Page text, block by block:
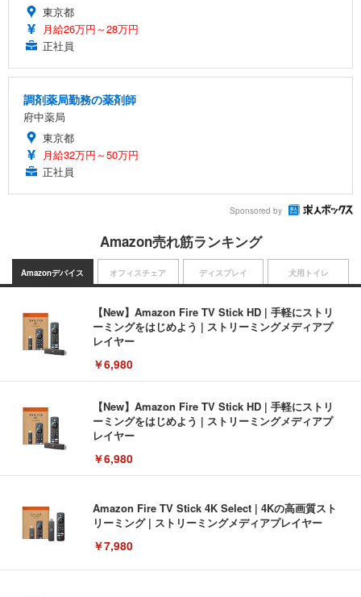
東京都
月給26万円～28万円
正社員
調剤薬局勤務の薬剤師
府中薬局
東京都
月給32万円～50万円
正社員
Sponsored by
Amazon売れ筋ランキング
Amazonデバイス
【New】Amazon Fire TV Stick HD | 手軽にストリ
ーミングをはじめよう | ストリーミングメディアプ
レイヤー
￥6,980
【New】Amazon Fire TV Stick HD | 手軽にストリ
ーミングをはじめよう | ストリーミングメディアプ
レイヤー
￥6,980
Amazon Fire TV Stick 4K Select | 4Kの高画質スト
リーミング | ストリーミングメディアプレイヤー
￥7,980
オフィスチェア ディスプレイ 犬用トイレ